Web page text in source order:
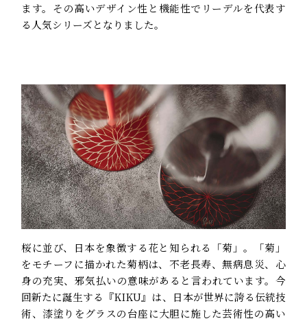
ます。その高いデザイン性と機能性でリーデルを代表す
る人気シリーズとなりました。
桜に並び、日本を象徴する花と知られる「菊」。「菊」
をモチーフに描かれた菊柄は、不老長寿、無病息災、心
身の充実、邪気払いの意味があると言われています。今
回新たに誕生する『KIKU』は、日本が世界に誇る伝統技
術、漆塗りをグラスの台座に大胆に施した芸術性の高い